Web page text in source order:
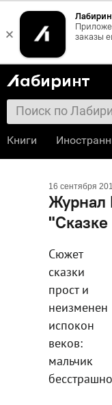
×
заказы
16 сентября
Журнал
Сюжет
сказки
прост и
неизменен
испокон
веков:
мальчик
бесстрашно
Книги